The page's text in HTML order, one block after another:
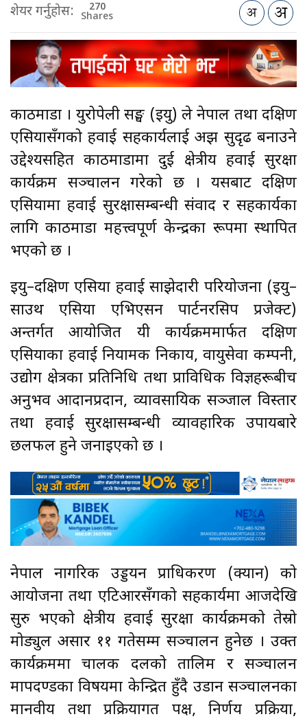
शेयर गर्नुहोस: 270
Shares
काठमाडौँ । युरोपेली सङ्घ (इयु) ले नेपाल तथा दक्षिण
एसियासँगको हवाई सहकार्यलाई अझ सुदृढ बनाउने
उद्देश्यसहित काठमाडौँमा दुई क्षेत्रीय हवाई सुरक्षा
कार्यक्रम सञ्चालन गरेको छ । यसबाट दक्षिण
एसियामा हवाई सुरक्षासम्बन्धी संवाद र सहकार्यका
लागि काठमाडौँ महत्त्वपूर्ण केन्द्रका रूपमा स्थापित
भएको छ ।
इयु–दक्षिण एसिया हवाई साझेदारी परियोजना (इयु–
साउथ एसिया एभिएसन पार्टनरसिप प्रजेक्ट)
अन्तर्गत आयोजित यी कार्यक्रममार्फत दक्षिण
एसियाका हवाई नियामक निकाय, वायुसेवा कम्पनी,
उद्योग क्षेत्रका प्रतिनिधि तथा प्राविधिक विज्ञहरूबीच
अनुभव आदानप्रदान, व्यावसायिक सञ्जाल विस्तार
तथा हवाई सुरक्षासम्बन्धी व्यावहारिक उपायबारे
छलफल हुने जनाइएको छ ।
नेपाल नागरिक उड्डयन प्राधिकरण (क्यान) को
आयोजना तथा एटिआरसँगको सहकार्यमा आजदेखि
सुरु भएको क्षेत्रीय हवाई सुरक्षा कार्यक्रमको तेस्रो
मोड्युल असार ११ गतेसम्म सञ्चालन हुनेछ । उक्त
कार्यक्रममा चालक दलको तालिम र सञ्चालन
मापदण्डका विषयमा केन्द्रित हुँदै उडान सञ्चालनका
मानवीय तथा प्रक्रियागत पक्ष, निर्णय प्रक्रिया,